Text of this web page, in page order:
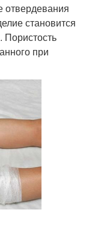
отвердевания
становится
Пористость
при